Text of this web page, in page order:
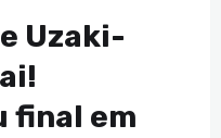
Uzaki-
final em